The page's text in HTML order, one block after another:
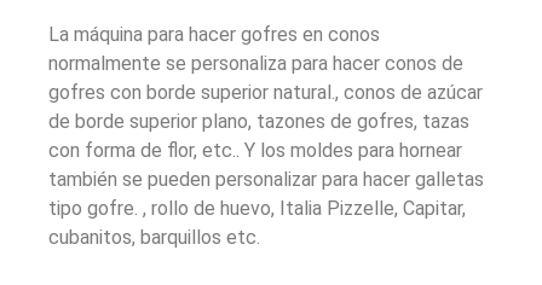
La máquina para hacer gofres en conos
normalmente se personaliza para hacer conos de
gofres con borde superior natural., conos de azúcar
de borde superior plano, tazones de gofres, tazas
con forma de flor, etc.. Y los moldes para hornear
también se pueden personalizar para hacer galletas
tipo gofre. , rollo de huevo, Italia Pizzelle, Capitar,
cubanitos, barquillos etc.